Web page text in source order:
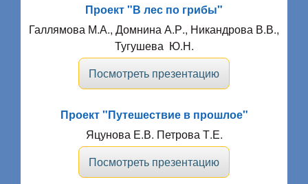
Проект "В лес по грибы"
Галлямова М.А., Домнина А.Р., Никандрова В.В.,
Тугушева Ю.Н.
Посмотреть презентацию
Проект "Путешествие в прошлое"
Яцунова Е.В. Петрова Т.Е.
Посмотреть презентацию